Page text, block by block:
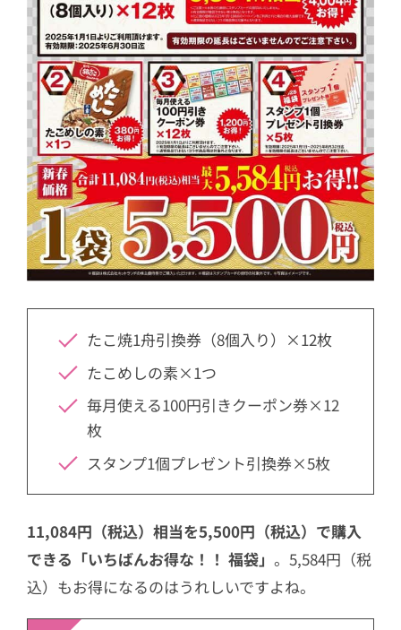
たこ焼1舟引換券（8個入り）×12枚
たこめしの素×1つ
毎月使える100円引きクーポン券×12
枚
スタンプ1個プレゼント引換券×5枚
11,084円（税込）相当を5,500円（税込）で購入
できる「いちばんお得な！！ 福袋」 。5,584円（税
込）もお得になるのはうれしいですよね。